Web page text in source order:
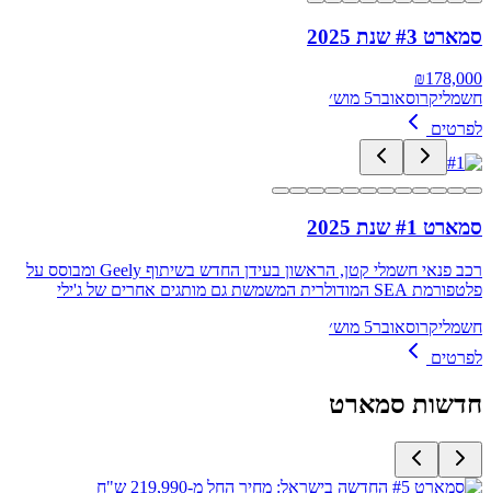
סמארט #3 שנת 2025
₪178,000
חשמליקרוסאובר5 מוש׳
לפרטים
סמארט #1 שנת 2025
רכב פנאי חשמלי קטן, הראשון בעידן החדש בשיתוף Geely ומבוסס על
פלטפורמת SEA המודולרית המשמשת גם מותגים אחרים של ג'ילי
חשמליקרוסאובר5 מוש׳
לפרטים
חדשות סמארט